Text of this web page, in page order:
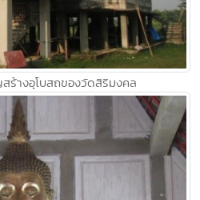
ร้างอุโบสถของวัดสิริมงคล